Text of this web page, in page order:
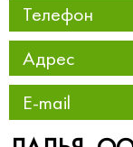
Телефон
Адрес
E-mail